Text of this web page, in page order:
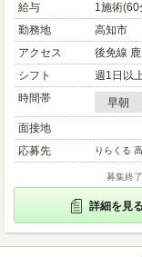
給与
1施術(60
勤務地
高知市
アクセス
後免線
シフト
週1日以
時間帯
早朝
面接地
応募先
りらくる
募集終
詳細を見る